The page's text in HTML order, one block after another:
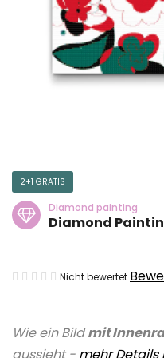
Wie ein Bildmit
aussieht - mehr Details
2+1 GRATIS
Diamond painting
Diamond
Die
ist
Nicht bewertet